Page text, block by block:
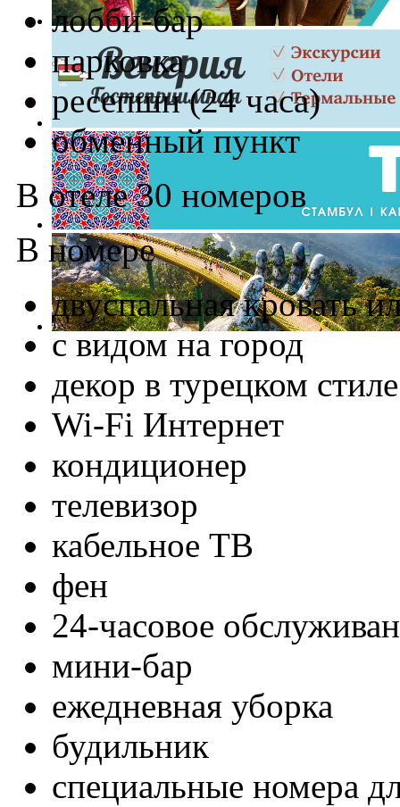
лобби-бар
парковка
ресепшн (24 часа)
обменный пункт
В отеле 30 номеров
В номере
двуспальная кровать
с видом на город
декор в турецком стиле
Wi-Fi Интернет
кондиционер
телевизор
кабельное ТВ
фен
24-часовое
мини-бар
ежедневная уборка
будильник
специальные номера